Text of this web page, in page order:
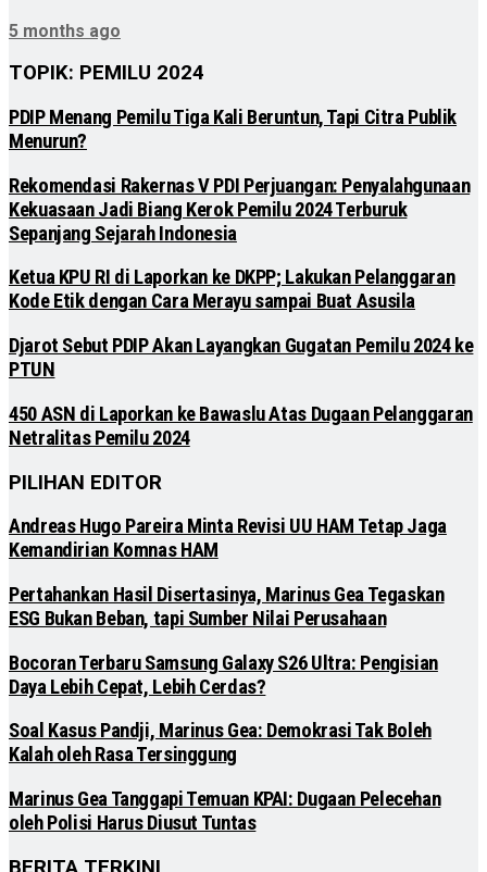
5 months ago
TOPIK: PEMILU 2024
PDIP Menang Pemilu Tiga Kali Beruntun, Tapi Citra Publik
Menurun?
Rekomendasi Rakernas V PDI Perjuangan: Penyalahgunaan
Kekuasaan Jadi Biang Kerok Pemilu 2024 Terburuk
Sepanjang Sejarah Indonesia
Ketua KPU RI di Laporkan ke DKPP; Lakukan Pelanggaran
Kode Etik dengan Cara Merayu sampai Buat Asusila
Djarot Sebut PDIP Akan Layangkan Gugatan Pemilu 2024 ke
PTUN
450 ASN di Laporkan ke Bawaslu Atas Dugaan Pelanggaran
Netralitas Pemilu 2024
PILIHAN EDITOR
Andreas Hugo Pareira Minta Revisi UU HAM Tetap Jaga
Kemandirian Komnas HAM
Pertahankan Hasil Disertasinya, Marinus Gea Tegaskan
ESG Bukan Beban, tapi Sumber Nilai Perusahaan
Bocoran Terbaru Samsung Galaxy S26 Ultra: Pengisian
Daya Lebih Cepat, Lebih Cerdas?
Soal Kasus Pandji, Marinus Gea: Demokrasi Tak Boleh
Kalah oleh Rasa Tersinggung
Marinus Gea Tanggapi Temuan KPAI: Dugaan Pelecehan
oleh Polisi Harus Diusut Tuntas